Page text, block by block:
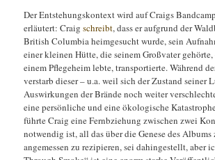
Der Entstehungskontext wird auf Craigs
erläutert: Craigschreibt, dass er aufgrund der
British Columbia heimgesucht wurde, sein
einer kleinen Hütte, die seinem Großvater
einem Pflegeheim lebte, transportierte. Während
verstarb dieser – u.a. weil sich der Zustand seiner
Auswirkungen der Brände noch weiter
eine persönliche und eine ökologische
führte Craig eine Fernbziehung zwischen zwei
notwendig ist, all das über die Genese des Albums
angemessen zu rezipieren, sei dahingestellt, aber